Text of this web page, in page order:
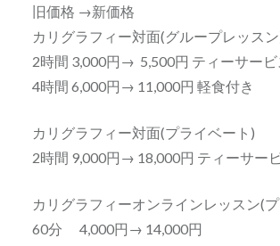
旧価格 →新価格
カリグラフィー対面(グループレッス
2時間 3,000円→ 5,500円 ティーサービ
4時間 6,000円→ 11,000円 軽食付き
カリグラフィー対面(プライベート)
2時間 9,000円→ 18,000円 ティーサー
カリグラフィーオンラインレッスン(
60分 4,000円→ 14,000円